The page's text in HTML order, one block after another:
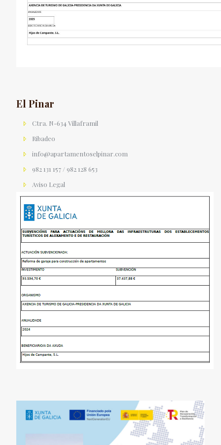
El Pinar
Ctra. N-634 Villaframil
Ribadeo
info@apartamentoselpinar.com
982 131 157 / 982 128 653
Aviso Legal